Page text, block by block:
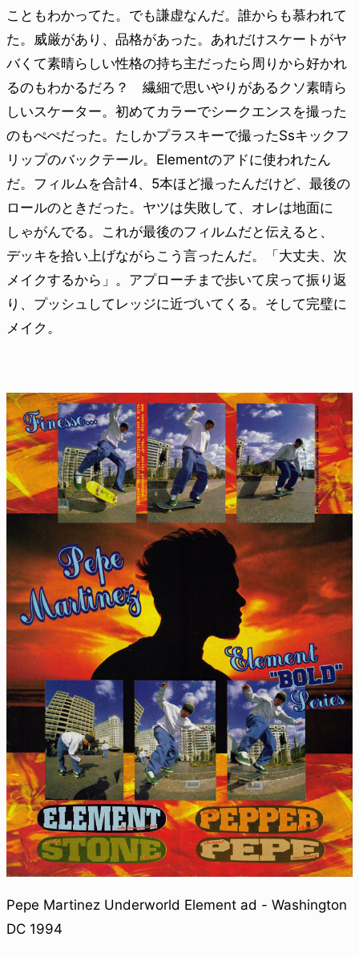
こともわかってた。でも謙虚なんだ。誰からも慕われて
た。威厳があり、品格があった。あれだけスケートがヤ
バくて素晴らしい性格の持ち主だったら周りから好かれ
るのもわかるだろ？ 繊細で思いやりがあるクソ素晴ら
しいスケーター。初めてカラーでシークエンスを撮った
のもぺぺだった。たしかプラスキーで撮ったSsキックフ
リップのバックテール。Elementのアドに使われたん
だ。フィルムを合計4、5本ほど撮ったんだけど、最後の
ロールのときだった。ヤツは失敗して、オレは地面に
しゃがんでる。これが最後のフィルムだと伝えると、
デッキを拾い上げながらこう言ったんだ。「大丈夫、次
メイクするから」。アプローチまで歩いて戻って振り返
り、プッシュしてレッジに近づいてくる。そして完璧に
メイク。
Pepe Martinez Underworld Element ad - Washington
DC 1994